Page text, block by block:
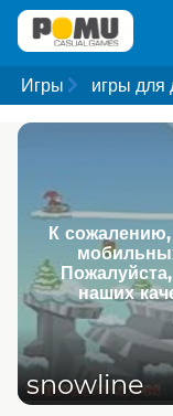
Игры игры для
К сожалению,
наших
snowline